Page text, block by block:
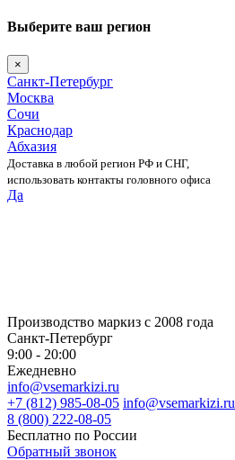
Выберите ваш регион
×
Санкт-Петербург
Москва
Сочи
Краснодар
Абхазия
Доставка в любой регион РФ и СНГ,
использовать контакты головного офиса
Да
Производство маркиз с 2008 года
Санкт-Петербург
9:00 - 20:00
Ежедневно
info@vsemarkizi.ru
+7 (812) 985-08-05 info@vsemarkizi.ru
8 (800) 222-08-05
Бесплатно по России
Обратный звонок